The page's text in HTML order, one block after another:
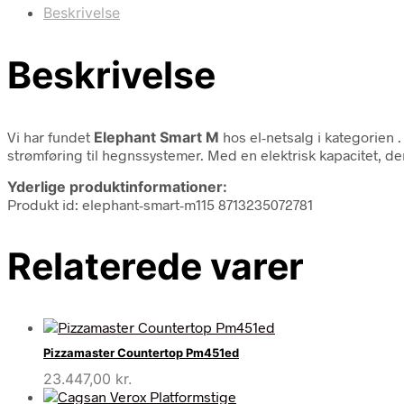
Beskrivelse
Beskrivelse
Vi har fundet Elephant Smart M hos el-netsalg i kategorien
strømføring til hegnssystemer. Med en elektrisk kapacitet,
Yderlige produktinformationer:
Produkt id: elephant-smart-m115 8713235072781
Relaterede varer
Pizzamaster Countertop Pm451ed
23.447,00 kr.